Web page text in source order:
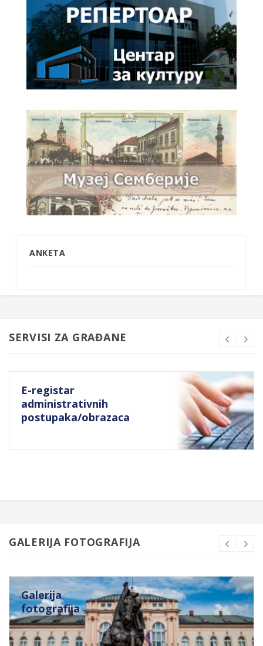
ANKETA
SERVISI ZA GRAĐANE
E-registar
administrativnih
postupaka/obrazaca
GALERIJA FOTOGRAFIJA
Galerija
fotografija